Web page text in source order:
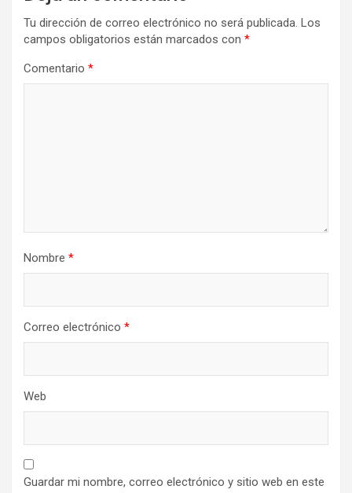
Tu dirección de correo electrónico no será publicada. Los
campos obligatorios están marcados con *
Comentario *
Nombre *
Correo electrónico *
Web
Guardar mi nombre, correo electrónico y sitio web en este